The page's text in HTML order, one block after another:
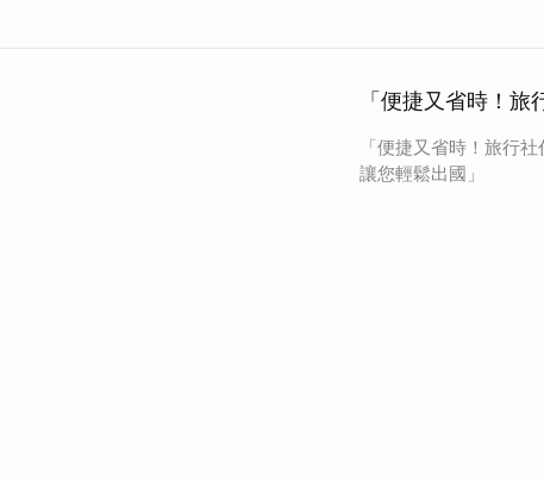
「便捷又省時！旅
「便捷又省時！旅行社
讓您輕鬆出國」